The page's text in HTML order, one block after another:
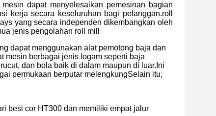
dapat menyelesaikan pemesinan bagian
kerja secara keseluruhan bagi pelanggan.roll
yang secara independen dikembangkan oleh
jenis pengolahan roll mill
dapat menggunakan alat pemotong baja dan
mesin berbagai jenis logam seperti baja
dan bola baik di dalam maupun di luar.Ini
permukaan berputar melengkungSelain itu,
besi cor HT300 dan memiliki empat jalur